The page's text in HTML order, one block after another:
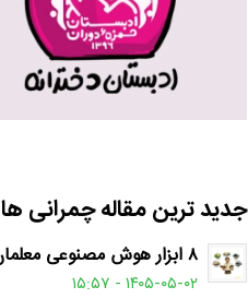
جدید ترین مقاله چمرانی ها
۸ ابزار هوش مصنوعی معلمان
۱۴۰۵-۰۵-۰۲ - ۱۵:۵۷